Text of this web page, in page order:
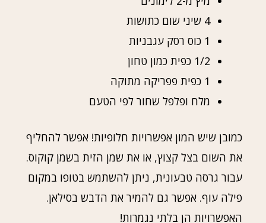
4 שיני שום כתושות
1 כוס רסק עגבניות
1/2 כפית כמון טחון
1 כפית פפריקה מתוקה
מלח ופלפל שחור לפי הטעם
כמובן שיש המון אפשרויות חלופיות! אפשר להחליף
את השום בצל קצוץ, או את שמן הזית בשמן קוקוס.
עבור גרסה טבעונית, ניתן להשתמש בטופו במקום
פילה עוף. אפשר גם להמיר את הדבש בסילאן.
האפשרויות הן בלתי נגמרות!